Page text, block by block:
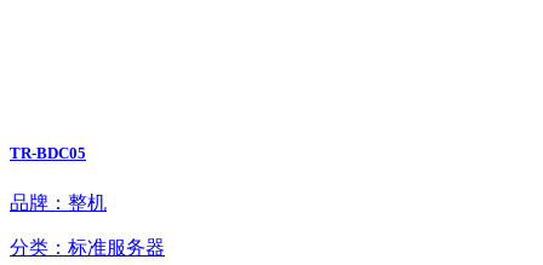
TR-BDC05
品牌：整机
分类：标准服务器